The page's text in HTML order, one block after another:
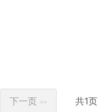
下一页 >> 共1页